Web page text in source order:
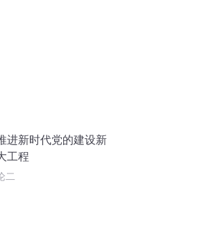
进新时代党的建设新
工程
二